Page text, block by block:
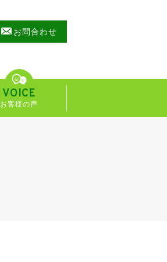
お問合わせ
VOICE
お客様の声